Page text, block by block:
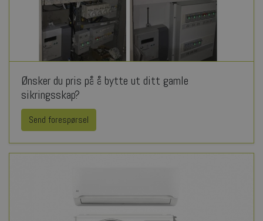
Ønsker du pris på å bytte ut ditt gamle
sikringsskap?
Send forespørsel